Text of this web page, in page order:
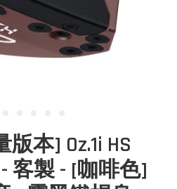
本] Oz.1i HS
客製 - [咖啡色]